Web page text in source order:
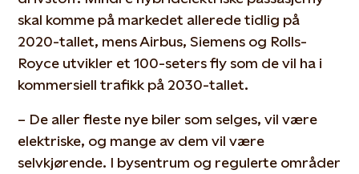
skal komme på markedet allerede tidlig på
2020-tallet, mens Airbus, Siemens og Rolls-
Royce utvikler et 100-seters fly som de vil ha i
kommersiell trafikk på 2030-tallet.
– De aller fleste nye biler som selges, vil være
elektriske, og mange av dem vil være
selvkjørende. I bysentrum og regulerte områder